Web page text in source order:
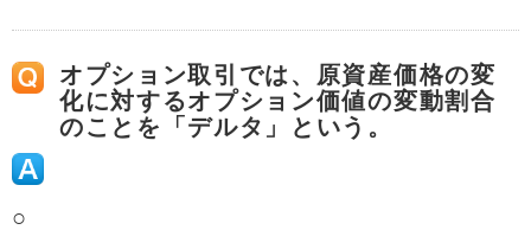
オプション取引では、原資産価格の変
化に対するオプション価値の変動割合
のことを「デルタ」という。
○